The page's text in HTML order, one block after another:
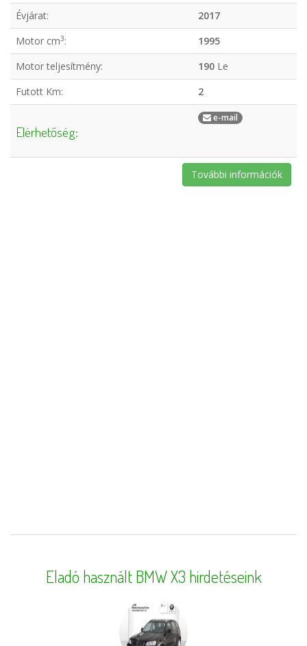
Évjárat:
2017
Motor cm3:
1995
Motor teljesítmény:
190 Le
Futott Km:
2
Elérhetőség:
e-mail
További információk
Eladó használt BMW X3 hirdetéseink